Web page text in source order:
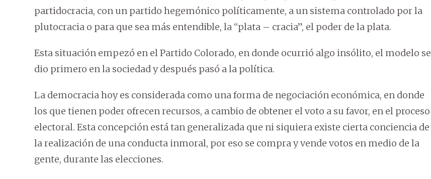
partidocracia, con un partido hegemónico políticamente, a un sistema controlado por la
plutocracia o para que sea más entendible, la “plata – cracia”, el poder de la plata.
Esta situación empezó en el Partido Colorado, en donde ocurrió algo insólito, el modelo se
dio primero en la sociedad y después pasó a la política.
La democracia hoy es considerada como una forma de negociación económica, en donde
los que tienen poder ofrecen recursos, a cambio de obtener el voto a su favor, en el proceso
electoral. Esta concepción está tan generalizada que ni siquiera existe cierta conciencia de
la realización de una conducta inmoral, por eso se compra y vende votos en medio de la
gente, durante las elecciones.